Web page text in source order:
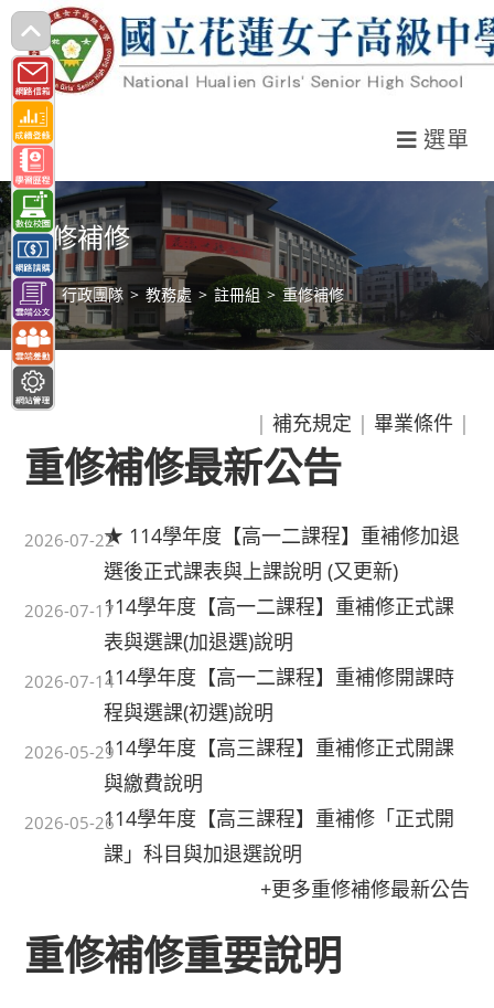
跳
轉
至
主
要
內
容
選單
重修補修
> 行政團隊 > 教務處 > 註冊組 > 重修補修
| 補充規定 | 畢業條件|
重修補修最新公告
★ 114學年度【高一二課程】重補修加退
選後正式課表與上課說明 (又更新)
2026-07-22
114學年度【高一二課程】重補修正式課
表與選課(加退選)說明
2026-07-17
114學年度【高一二課程】重補修開課時
程與選課(初選)說明
2026-07-14
114學年度【高三課程】重補修正式開課
與繳費說明
2026-05-29
114學年度【高三課程】重補修「正式開
課」科目與加退選說明
2026-05-26
+更多重修補修最新公告
重修補修重要說明